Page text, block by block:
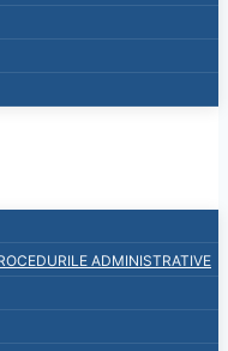
ADMINISTRATIVE